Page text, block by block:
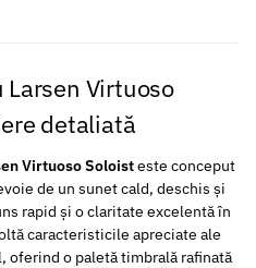
Virtuoso
detaliată
Virtuoso Soloisteste conceput
de un sunet cald, deschis și
rapid și o claritate excelentă în
caracteristicile apreciate ale
oferind o paletă timbrală rafinată